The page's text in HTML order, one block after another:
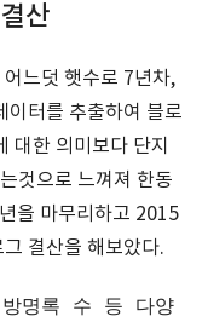
산
느덧 햇수로 7년차,
이터를 추출하여 블로
대한 의미보다 단지
것으로 느껴져 한동
을 마무리하고 2015
결산을 해보았다.
명록 수 등 다양